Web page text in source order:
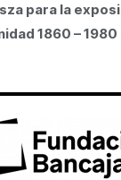
para la
1860 –